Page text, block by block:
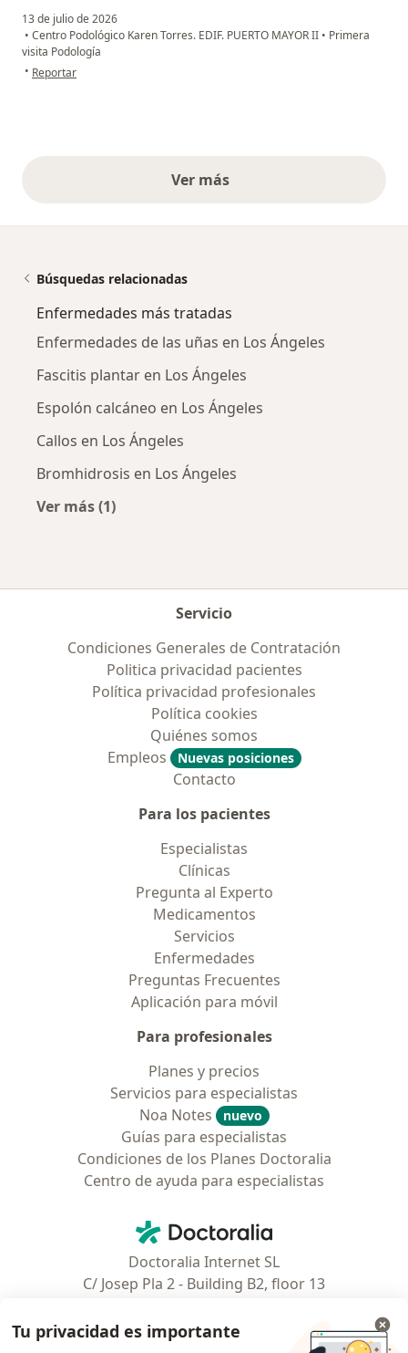
13 de julio de 2026
• Centro Podológico Karen Torres. EDIF. PUERTO MAYOR II • Primera
visita Podología
• en opinión del usuario Teresa Reyes
Reportar
Ver másopiniones anteriores
Búsquedas relacionadas
Enfermedades más tratadas
Enfermedades de las uñas en Los Ángeles
Fascitis plantar en Los Ángeles
Espolón calcáneo en Los Ángeles
Callos en Los Ángeles
Bromhidrosis en Los Ángeles
Ver más (1)
Servicio
Condiciones Generales de Contratación
Politica privacidad pacientes
Política privacidad profesionales
Política cookies
Quiénes somos
Empleos
Nuevas posiciones
Contacto
Para los pacientes
Especialistas
Clínicas
Pregunta al Experto
Medicamentos
Servicios
Enfermedades
Preguntas Frecuentes
Aplicación para móvil
Para profesionales
Planes y precios
Servicios para especialistas
Noa Notes
nuevo
Guías para especialistas
Condiciones de los Planes Doctoralia
Centro de ayuda para especialistas
Doctoralia - Página de inicio
Doctoralia Internet SL
C/ Josep Pla 2 - Building B2, floor 13
Facebook
se abre en una nueva
Tu privacidad es importante